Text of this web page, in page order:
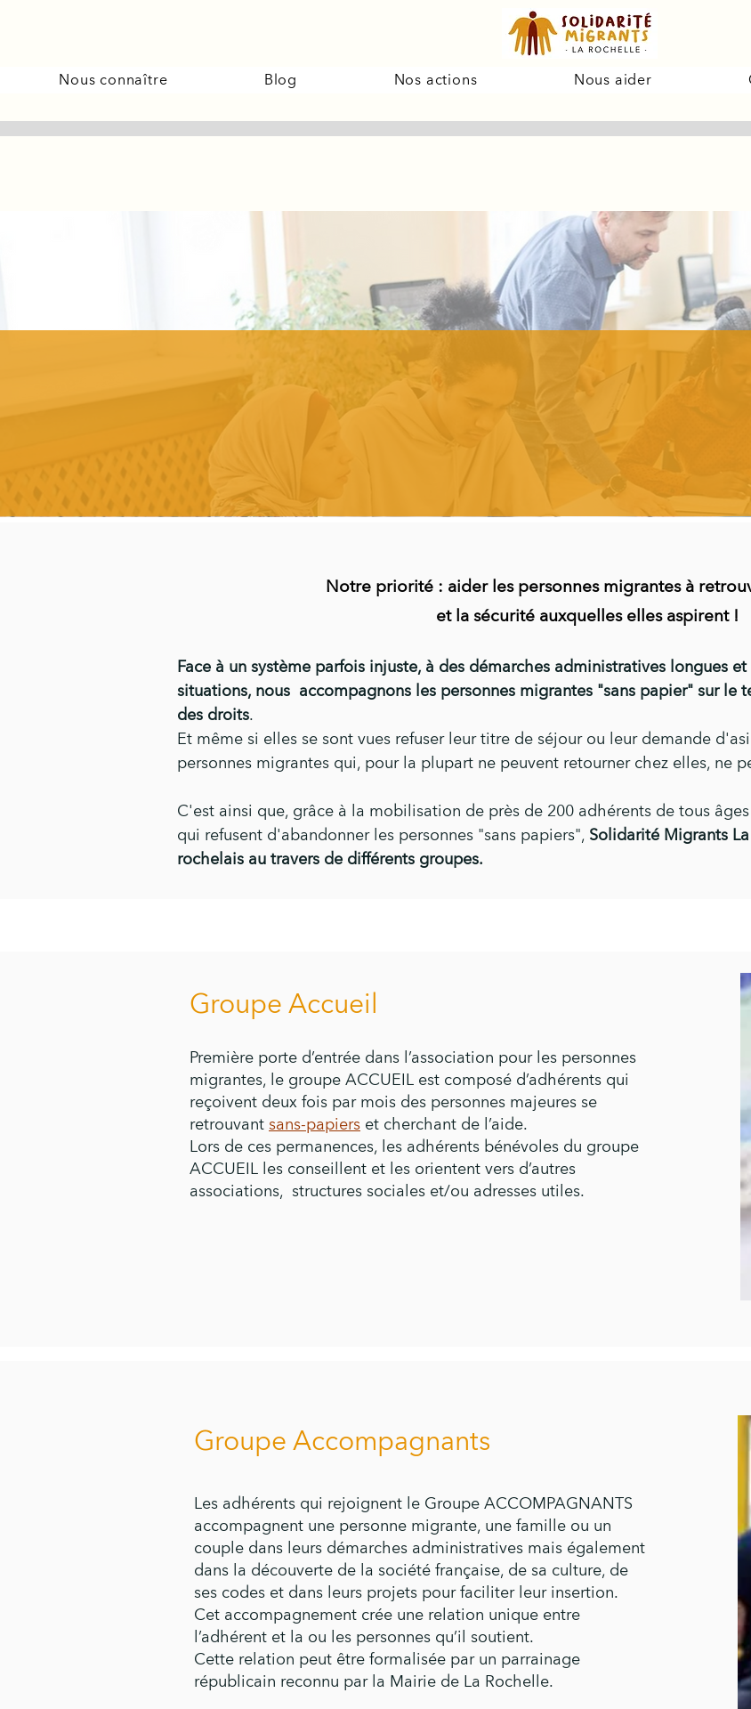
Nous connaître Blog Nos actions Nous aider
Notre priorité : aider les personnes migrantes à
et la sécurité auxquelles elles aspirent !
Face à un système parfois injuste, à des démarches administratives longues
situations, nous accompagnons les personnes migrantes "sans papier" sur le
des droits.
Et même si elles se sont vues refuser leur titre de séjour ou leur demande
personnes migrantes qui, pour la plupart ne peuvent retourner chez elles, ne
C'est ainsi que, grâce à la mobilisation de près de 200 adhérents de tous
qui refusent d'abandonner les personnes "sans papiers", Solidarité Migrants
rochelais au travers de différents groupes.
Groupe Accueil
Première porte d’entrée dans l’association pour les personnes
migrantes, le groupe ACCUEIL est composé d’adhérents qui
reçoivent deux fois par mois des personnes majeures se
retrouvant sans-papiers et cherchant de l’aide.
Lors de ces permanences, les adhérents bénévoles du groupe
ACCUEIL les conseillent et les orientent vers d’autres
associations, structures sociales et/ou adresses utiles.
Groupe Accompagnants
Les adhérents qui rejoignent le Groupe ACCOMPAGNANTS
accompagnent une personne migrante, une famille ou un
couple dans leurs démarches administratives mais également
dans la découverte de la société française, de sa culture, de
ses codes et dans leurs projets pour faciliter leur insertion.
Cet accompagnement crée une relation unique entre
l’adhérent et la ou les personnes qu’il soutient.
Cette relation peut être formalisée par un parrainage
républicain reconnu par la Mairie de La Rochelle.